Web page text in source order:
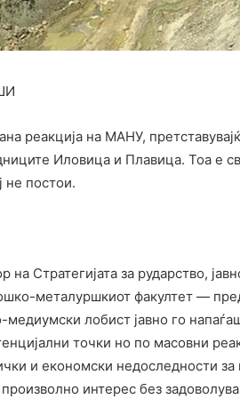
реакција на МАНУ,
Иловица и Плавица. Тоа е
не постои.
Стратегијата за рударство,
металуршкиот факултет —
лобист јавно го
точки но по масовни
и економски недоследности
интерес без